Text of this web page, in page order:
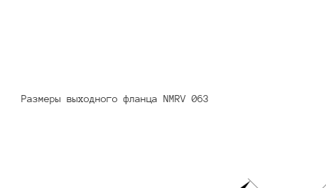
Размеры выходного фланца NMRV 063